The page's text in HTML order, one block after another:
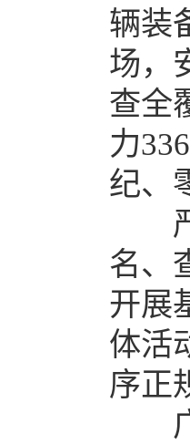
辆装
场，
查全
力
纪、
严
名、
开展
体活
序正
广